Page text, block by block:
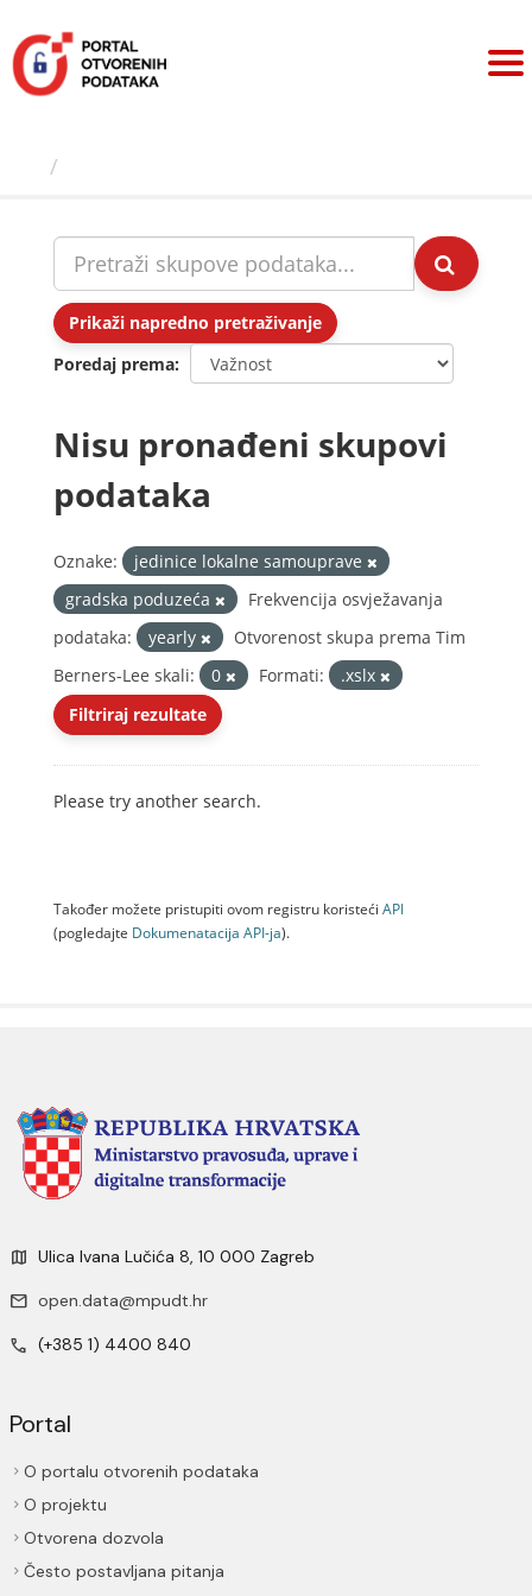
sadržaj
Prikaži napredno pretraživanje
Poredaj prema
Nisu pronađeni skupovi
podataka
Oznake:
jedinice lokalne samouprave
gradska poduzeća
Frekvencija osvježavanja
podataka:
yearly
Otvorenost skupa prema Tim
Berners-Lee skali:
0 Formati:
.xslx
Filtriraj rezultate
Please try another search.
Također možete pristupiti ovom registru koristeći API
(pogledajte Dokumenаtаcijа API-jа).